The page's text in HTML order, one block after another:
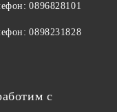
0896828101
0898231828
с